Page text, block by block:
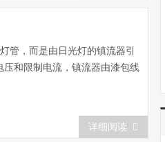
管，而是由日光灯的镇流器引
和限制电流，镇流器由漆包线
详细阅读